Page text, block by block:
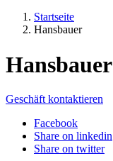
Startseite
Hansbauer
Hansbauer
Geschäft kontaktieren
Facebook
Share on linkedin
Share on twitter